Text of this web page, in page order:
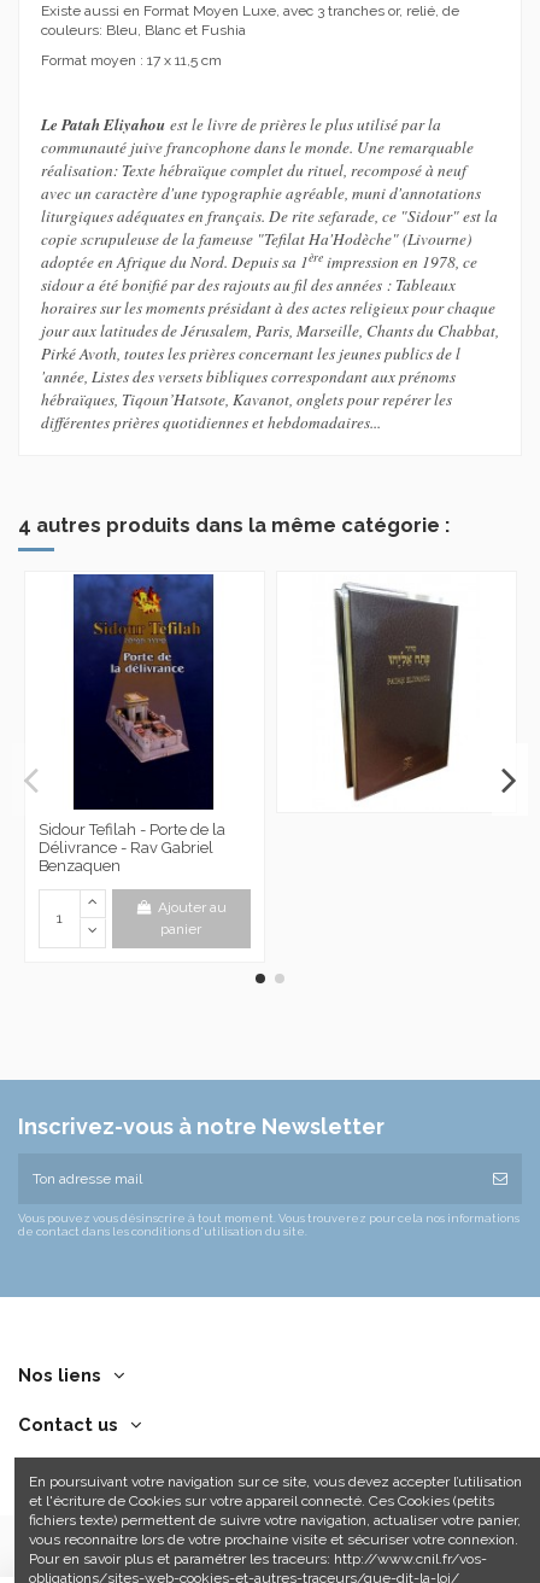
Existe aussi en Format Moyen Luxe, avec 3 tranches or, relié, de
couleurs: Bleu, Blanc et Fushia
Format moyen : 17 x 11,5 cm
Le Patah Eliyahou est lelivre de prières le plus utilisé par la
communauté juive francophone dans le monde. Une remarquable
réalisation: Texte hébraïque complet du rituel, recomposé à neuf
avec un caractère d'une typographie agréable, muni d'annotations
liturgiques adéquates en français. De rite sefarade, ce "Sidour" est la
copie scrupuleuse de la fameuse "Tefilat Ha'Hodèche" (Livourne)
adoptée en Afrique du Nord. Depuis sa 1ère impression en 1978, ce
sidour a été bonifié par des rajouts au fil des années : Tableaux
horaires sur les moments présidant à des actes religieux pour chaque
jour aux latitudes de Jérusalem, Paris, Marseille, Chants du Chabbat,
Pirké Avoth, toutes les prières concernant les jeunes publics de l
'année, Listes des versets bibliques correspondant aux prénoms
hébraïques, Tiqoun’Hatsote, Kavanot, onglets pour repérer les
différentes prières quotidiennes et hebdomadaires...
4 autres produits dans la même catégorie :
Sidour Tefilah - Porte de la
Délivrance - Rav Gabriel
Benzaquen
Ajouter au
panier
Inscrivez-vous à notre Newsletter
Vous pouvez vous désinscrire à tout moment. Vous trouverez pour cela nos informations
de contact dans les conditions d'utilisation du site.
Nos liens
Contact us
En poursuivant votre navigation sur ce site, vous devez accepter l’utilisation
et l'écriture de Cookies sur votre appareil connecté. Ces Cookies (petits
fichiers texte) permettent de suivre votre navigation, actualiser votre panier,
vous reconnaitre lors de votre prochaine visite et sécuriser votre connexion.
Pour en savoir plus et paramétrer les traceurs: http://www.cnil.fr/vos-
obligations/sites-web-cookies-et-autres-traceurs/que-dit-la-loi/